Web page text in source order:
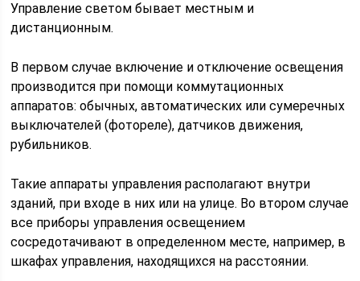
Управление светом бывает местным и
дистанционным.
В первом случае включение и отключение освещения
производится при помощи коммутационных
аппаратов: обычных, автоматических или сумеречных
выключателей (фотореле), датчиков движения,
рубильников.
Такие аппараты управления располагают внутри
зданий, при входе в них или на улице. Во втором случае
все приборы управления освещением
сосредотачивают в определенном месте, например, в
шкафах управления, находящихся на расстоянии.